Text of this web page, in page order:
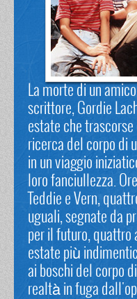
La morte di un
scrittore, Gordie
estate che
ricerca del corpo di
in un viaggio
loro fanciullezza.
Teddie e Vern,
uguali, segnate da
per il futuro, quattro
estate più
ai boschi del corpo
realtà in fuga